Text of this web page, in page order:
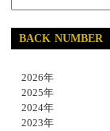
BACK NUMBER
2026年
2025年
2024年
2023年